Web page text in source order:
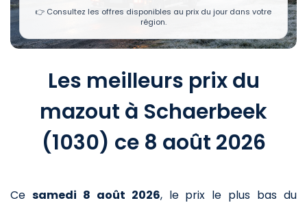
👉 Consultez les offres disponibles au prix du jour dans votre
région.
Les meilleurs prix du
mazout à Schaerbeek
(1030) ce 8 août 2026
Ce samedi 8 août 2026, le prix le plus bas du